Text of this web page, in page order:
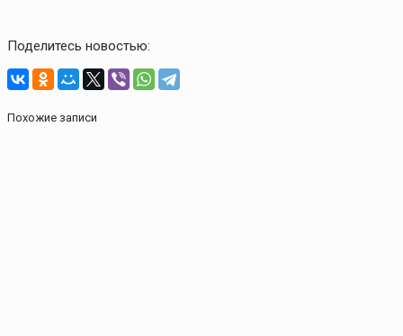
Поделитесь новостью:
Похожие записи